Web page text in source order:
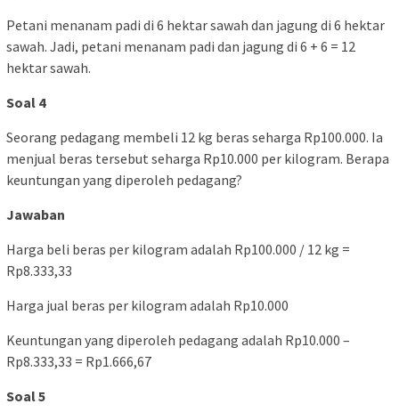
Petani menanam padi di 6 hektar sawah dan jagung di 6 hektar
sawah. Jadi, petani menanam padi dan jagung di 6 + 6 = 12
hektar sawah.
Soal 4
Seorang pedagang membeli 12 kg beras seharga Rp100.000. Ia
menjual beras tersebut seharga Rp10.000 per kilogram. Berapa
keuntungan yang diperoleh pedagang?
Jawaban
Harga beli beras per kilogram adalah Rp100.000 / 12 kg =
Rp8.333,33
Harga jual beras per kilogram adalah Rp10.000
Keuntungan yang diperoleh pedagang adalah Rp10.000 –
Rp8.333,33 = Rp1.666,67
Soal 5